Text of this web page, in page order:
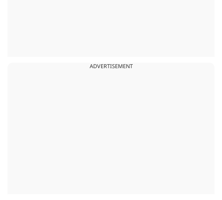
ADVERTISEMENT